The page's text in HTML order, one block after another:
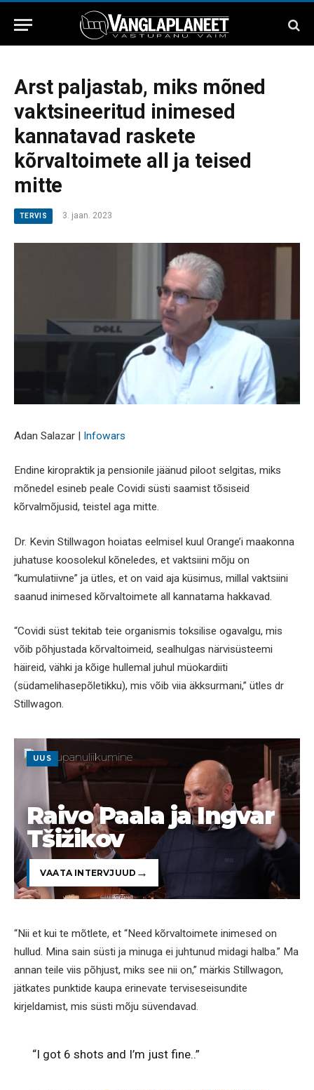
Arst paljastab, miks mõned
vaktsineeritud inimesed
kannatavad raskete
kõrvaltoimete all ja teised
mitte
TERVIS 3. jaan. 2023
Adan Salazar | Infowars
Endine kiropraktik ja pensionile jäänud piloot selgitas, miks
mõnedel esineb peale Covidi süsti saamist tõsiseid
kõrvalmõjusid, teistel aga mitte.
Dr. Kevin Stillwagon hoiatas eelmisel kuul Orange’i maakonna
juhatuse koosolekul kõneledes, et vaktsiini mõju on
“kumulatiivne” ja ütles, et on vaid aja küsimus, millal vaktsiini
saanud inimesed kõrvaltoimete all kannatama hakkavad.
“Covidi süst tekitab teie organismis toksilise ogavalgu, mis
võib põhjustada kõrvaltoimeid, sealhulgas närvisüsteemi
häireid, vähki ja kõige hullemal juhul müokardiiti
(südamelihasepõletikku), mis võib viia äkksurmani,” ütles dr
Stillwagon.
UUS
Raivo Paala ja Ingvar
Tšižikov
VAATA INTERVJUUD
“Nii et kui te mõtlete, et “Need kõrvaltoimete inimesed on
hullud. Mina sain süsti ja minuga ei juhtunud midagi halba.” Ma
annan teile viis põhjust, miks see nii on,” märkis Stillwagon,
jätkates punktide kaupa erinevate terviseseisundite
kirjeldamist, mis süsti mõju süvendavad.
“I got 6 shots and I’m just fine..”